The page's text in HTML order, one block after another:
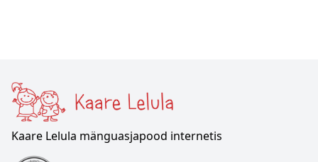
Kaare Lelula mänguasjapood internetis